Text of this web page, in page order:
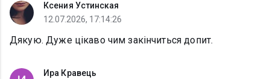
Ксения Устинская
12.07.2026, 17:14:26
Дякую. Дуже цікаво чим закінчиться допит.
Ира Кравець